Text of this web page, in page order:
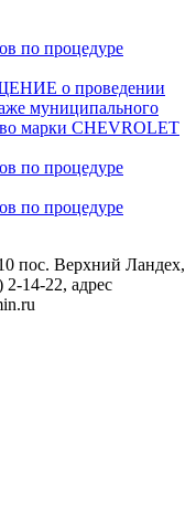
по процедуре
о проведении
муниципального
марки CHEVROLET
по процедуре
по процедуре
пос. Верхний Ландех,
14-22, адрес